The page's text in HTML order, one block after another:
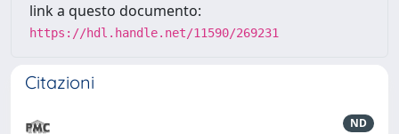
link a questo documento:
https://hdl.handle.net/11590/269231
Citazioni
ND